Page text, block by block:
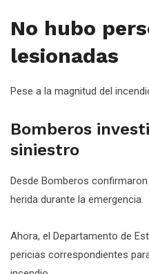
No hubo
lesionadas
Pese a la magnitud del
Bomberos
siniestro
Desde Bomberos
herida durante la emergencia.
Ahora, el Departamento de
pericias correspondientes